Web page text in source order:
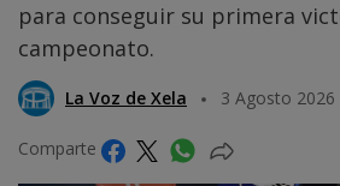
para conseguir su primera
campeonato.
La Voz de Xela 3 Agosto 2026
Comparte